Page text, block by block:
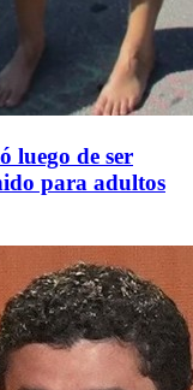
luego de ser
para adultos